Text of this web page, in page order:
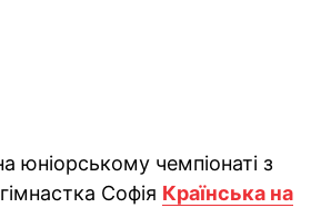
юніорському чемпіонаті з
Софія Країнська на